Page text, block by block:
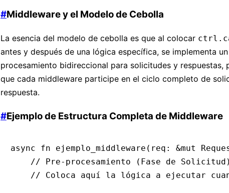
#Middleware y el Modelo de Cebolla
La esencia del modelo de cebolla es que al colocar
antes y después de una lógica específica, se implementa
procesamiento bidireccional para solicitudes y respuestas,
que cada middleware participe en el ciclo completo de
respuesta.
#Ejemplo de Estructura Completa de Middleware
async fn ejemplo_middleware (req : &mut
    // Pre-procesamiento (Fase de Solicitud)
// Coloca aquí la lógica a ejecutar